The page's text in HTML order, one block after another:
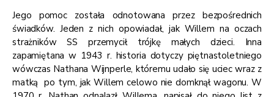
Jego pomoc została odnotowana przez bezpośrednich
świadków. Jeden z nich opowiadał, jak Willem na oczach
strażników SS przemycił trójkę małych dzieci. Inna
zapamiętana w 1943 r. historia dotyczy piętnastoletniego
wówczas Nathana Wijnperle, któremu udało się uciec wraz z
matką po tym, jak Willem celowo nie domknął wagonu. W